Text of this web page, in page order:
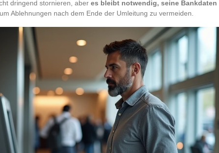
dringend stornieren, aber es bleibt notwendig, seine Bankdaten
, um Ablehnungen nach dem Ende der Umleitung zu vermeiden.